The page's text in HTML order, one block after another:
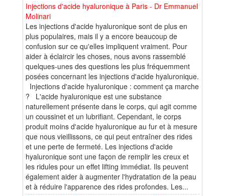
Injections d'acide hyaluronique à Paris - Dr Emmanuel
Molinari
Les injections d'acide hyaluronique sont de plus en
plus populaires, mais il y a encore beaucoup de
confusion sur ce qu'elles impliquent vraiment. Pour
aider à éclaircir les choses, nous avons rassemblé
quelques-unes des questions les plus fréquemment
posées concernant les injections d'acide hyaluronique.
Injections d'acide hyaluronique : comment ça marche
? L'acide hyaluronique est une substance
naturellement présente dans le corps, qui agit comme
un coussinet et un lubrifiant. Cependant, le corps
produit moins d'acide hyaluronique au fur et à mesure
que nous vieillissons, ce qui peut entraîner des rides
et une perte de fermeté. Les injections d'acide
hyaluronique sont une façon de remplir les creux et
les ridules pour un effet lifting immédiat. Ils peuvent
également aider à augmenter l'hydratation de la peau
et à réduire l'apparence des rides profondes. Les...